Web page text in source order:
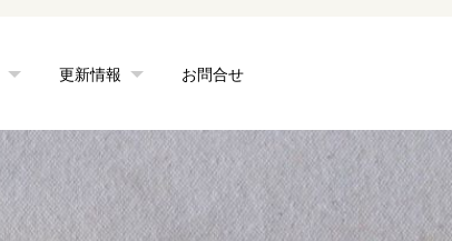
更新情報 お問合せ